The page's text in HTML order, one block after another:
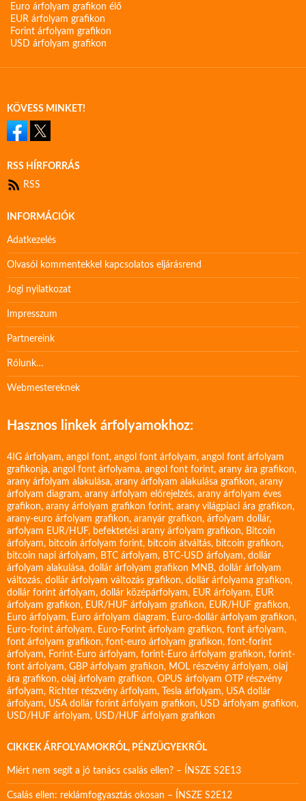
Euro árfolyam grafikon élő
EUR árfolyam grafikon
Forint árfolyam grafikon
USD árfolyam grafikon
KÖVESS MINKET!
RSS HÍRFORRÁS
RSS
INFORMÁCIÓK
Adatkezelés
Olvasói kommentekkel kapcsolatos eljárásrend
Jogi nyilatkozat
Impresszum
Partnereink
Rólunk…
Webmestereknek
Hasznos linkek árfolyamokhoz:
4IG árfolyam, angol font, angol font árfolyam, angol font árfolyam
grafikonja, angol font árfolyama, angol font forint, arany ára grafikon,
arany árfolyam alakulása, arany árfolyam alakulása grafikon, arany
árfolyam diagram, arany árfolyam előrejelzés, arany árfolyam éves
grafikon, arany árfolyam grafikon forint, arany világpiaci ára grafikon,
arany-euro árfolyam grafikon, aranyár grafikon, árfolyam dollár,
arfolyam EUR/HUF, befektetési arany árfolyam grafikon, Bitcoin
árfolyam, bitcoin árfolyam forint, bitcoin átváltás, bitcoin grafikon,
bitcoin napi árfolyam, BTC árfolyam, BTC-USD árfolyam, dollár
árfolyam alakulása, dollár árfolyam grafikon MNB, dollár árfolyam
változás, dollár árfolyam változás grafikon, dollár árfolyama grafikon,
dollár forint árfolyam, dollár középárfolyam, EUR árfolyam, EUR
árfolyam grafikon, EUR/HUF árfolyam grafikon, EUR/HUF grafikon,
Euro árfolyam, Euro árfolyam diagram, Euro-dollár árfolyam grafikon,
Euro-forint árfolyam, Euro-Forint árfolyam grafikon, font árfolyam,
font árfolyam grafikon, font-euro árfolyam grafikon, font-forint
árfolyam, Forint-Euro árfolyam, forint-Euro árfolyam grafikon, forint-
font árfolyam, GBP árfolyam grafikon, MOL részvény árfolyam, olaj
ára grafikon, olaj árfolyam grafikon, OPUS árfolyam OTP részvény
árfolyam, Richter részvény árfolyam, Tesla árfolyam, USA dollár
árfolyam, USA dollár forint árfolyam grafikon, USD árfolyam grafikon,
USD/HUF árfolyam, USD/HUF árfolyam grafikon
CIKKEK ÁRFOLYAMOKRÓL, PÉNZÜGYEKRŐL
Miért nem segít a jó tanács csalás ellen? – ÍNSZE S2E13
Csalás ellen: reklámfogyasztás okosan – ÍNSZE S2E12